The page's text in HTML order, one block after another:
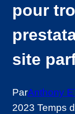
pour
site
ParAnthony
2023 Temps